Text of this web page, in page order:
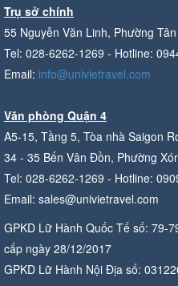
Trụ sở chính
55 Nguyễn Văn Linh, Phường
Tel: 028-6262-1269 - Hotline:
Email: info@univietravel.com
Văn phòng Quận 4
A5-15, Tầng 5, Tòa nhà Saigon
34 - 35 Bến Vân Đồn, Phường
Tel: 028-6262-1269 - Hotline:
Email: sales@univietravel.com
GPKD Lữ Hành Quốc Tế số: 79-
cấp ngày 28/12/2017
GPKD Lữ Hành Nội Địa số: